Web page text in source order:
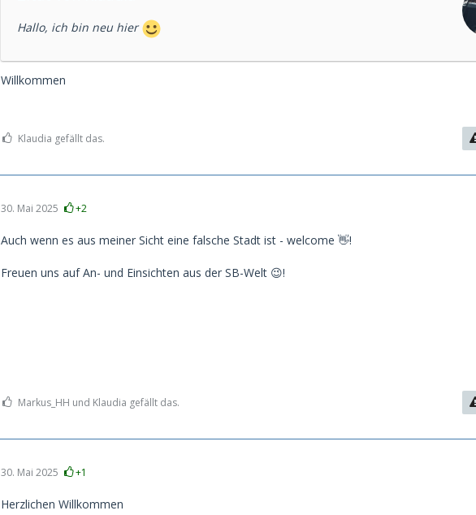
Hallo, ich bin neu hier
Willkommen
Klaudia gefällt das.
30. Mai 2025 +2
Auch wenn es aus meiner Sicht eine falsche Stadt ist - welcome 👋!
Freuen uns auf An- und Einsichten aus der SB-Welt 😉!
Markus_HH und Klaudia gefällt das.
30. Mai 2025 +1
Herzlichen Willkommen